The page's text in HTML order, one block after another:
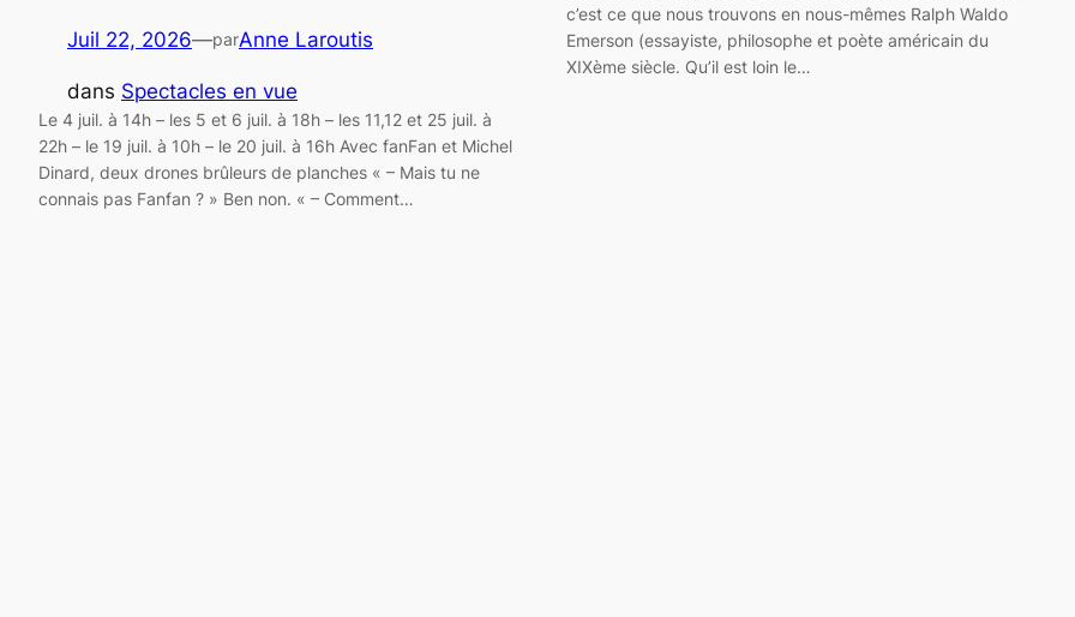
Juil 22, 2026—parAnne Laroutis
dans Spectacles en vue
Le 4 juil. à 14h – les 5 et 6 juil. à 18h – les 11,12 et 25 juil. à
22h – le 19 juil. à 10h – le 20 juil. à 16h Avec fanFan et Michel
Dinard, deux drones brûleurs de planches « – Mais tu ne
connais pas Fanfan ? » Ben non. « – Comment…
c’est ce que nous trouvons en nous-mêmes Ralph Waldo
Emerson (essayiste, philosophe et poète américain du
XIXème siècle. Qu’il est loin le…